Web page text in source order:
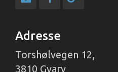
Adresse
Torshølvegen 12,
3810 Gvarv